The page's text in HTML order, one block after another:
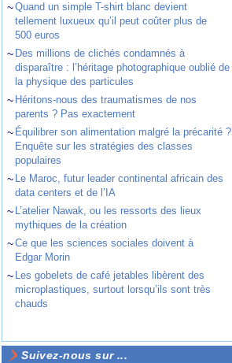
~Quand un simple T-shirt blanc devient
tellement luxueux qu’il peut coûter plus de
500 euros
~ Des millions de clichés condamnés à
disparaître : l’héritage photographique oublié de
la physique des particules
~ Héritons-nous des traumatismes de nos
parents ? Pas exactement
~ Équilibrer son alimentation malgré la précarité ?
Enquête sur les stratégies des classes
populaires
~ Le Maroc, futur leader continental africain des
data centers et de l’IA
~ L’atelier Nawak, ou les ressorts des lieux
mythiques de la création
~Ce que les sciences sociales doivent à
Edgar Morin
~ Les gobelets de café jetables libèrent des
microplastiques, surtout lorsqu’ils sont très
chauds
Suivez-nous sur ...